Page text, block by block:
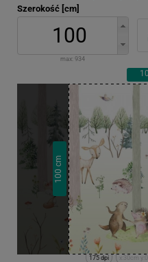
Szerokość [cm]
max: 934
100
cm
x:30cm
175 dpi